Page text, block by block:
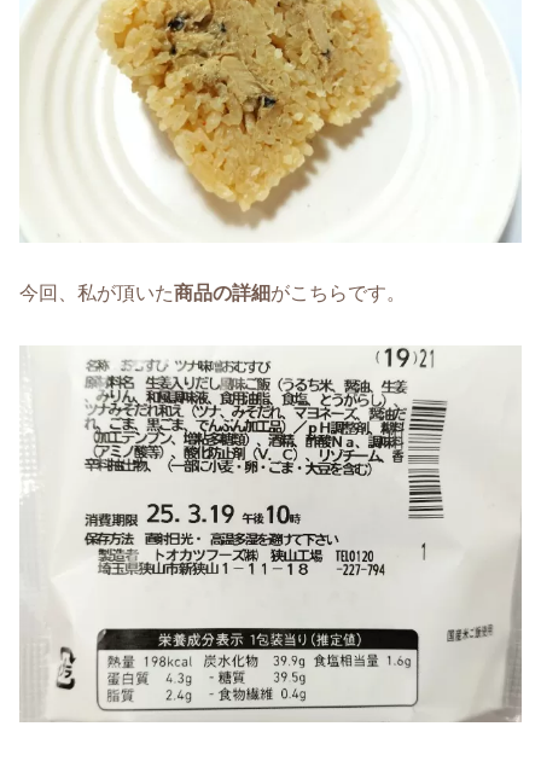
今回、私が頂いた商品の詳細がこちらです。